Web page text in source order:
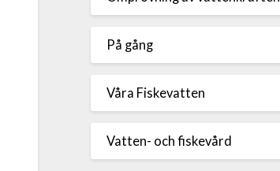
På gång
Våra Fiskevatten
Vatten- och fiskevård